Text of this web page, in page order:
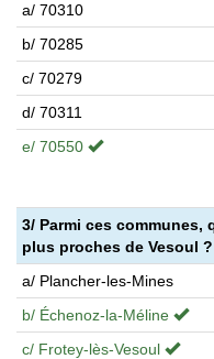
a/ 70310
b/ 70285
c/ 70279
d/ 70311
e/ 70550
3/ Parmi ces communes,
plus proches de Vesoul ?
a/ Plancher-les-Mines
b/ Échenoz-la-Méline
c/ Frotey-lès-Vesoul